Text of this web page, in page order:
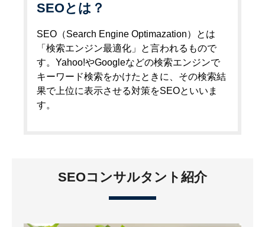
SEOとは？
SEO（Search Engine Optimazation）とは
「検索エンジン最適化」と言われるもので
す。Yahoo!やGoogleなどの検索エンジンで
キーワード検索をかけたときに、その検索結
果で上位に表示させる対策をSEOといいま
す。
SEOコンサルタント紹介